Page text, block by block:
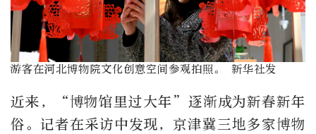
游客在河北博物院文化创意空间参观拍照。 新华社发
近来，“博物馆里过大年”逐渐成为新春新年
俗。记者在采访中发现，京津冀三地多家博物